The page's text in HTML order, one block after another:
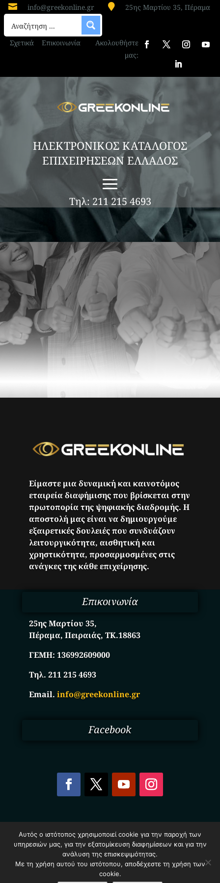
 info@greekonline.gr  25ης Μαρτίου 35, Πέραμα
Σχετικά Επικοινωνία
Ακολουθήστε
μας:
ΗΛΕΚΤΡΟΝΙΚΟΣ ΚΑΤΑΛΟΓΟΣ
ΕΠΙΧΕΙΡΗΣΕΩΝ ΕΛΛΑΔΟΣ
Τηλ: 211 215 4693
ΤΑΠΕΤΣΑΡΙΕΣ ΑΥΤΟΚΙΝΗΤΩΝ ΛΑΡΙΣΑ
ΜΑΥΡΑΝΤΖΑΣ ΒΑΣΙΛΕΙΟΣ
Η επιχείρηση Μαυραντζάς Βασίλειος, με έδρα
τη Λάρισα, δραστηριοποιείται στο εμπόριο
αυτοκινήτων, ενώ παρέχει υπηρεσίες στον
τομέα των ταπετσαριών αυτοκινήτων και της
επισκευής τους. Με πολύχρονη εμπειρία, η
επιχείρηση καλύπτει ένα ευρύ φάσμα αναγκών
Είμαστε μια δυναμική και καινοτόμος
εταιρεία διαφήμισης που βρίσκεται στην
πρωτοπορία της ψηφιακής διαδρομής. Η
αποστολή μας είναι να δημιουργούμε
εξαιρετικές δουλειές που συνδυάζουν
λειτουργικότητα, αισθητική και
χρηστικότητα, προσαρμοσμένες στις
ανάγκες της κάθε επιχείρησης.
Επικοινωνία
25ης Μαρτίου 35,
Πέραμα, Πειραιάς, ΤΚ.18863
ΓΕΜΗ:136992609000
Τηλ. 211 215 4693
Email.info@greekonline.gr
Facebook
Επιχειρήσεων Ελλάδας – Greekonline.gr. All Rights
Reserved.
Όροι & Προυποθέσεις–Προστασία Προσωπικών
Δεδομένων–Πολιτική Cookies
Αυτός ο ιστότοπος χρησιμοποιεί cookie για την παροχή των
υπηρεσιών μας, για την εξατομίκευση διαφημίσεων και για την
ανάλυση της επισκεψιμότητας.
Με τη χρήση αυτού του ιστότοπου, αποδέχεστε τη χρήση των
cookie.